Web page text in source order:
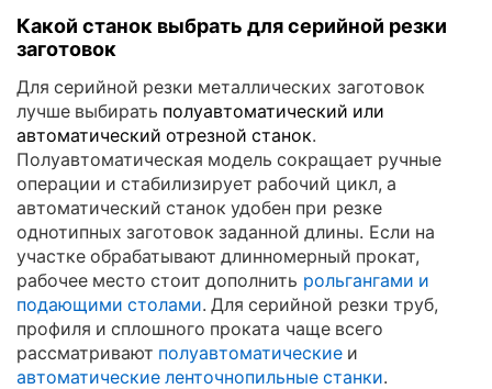
Какой станок выбрать для серийной резки
заготовок
Для серийной резки металлических заготовок
лучше выбирать полуавтоматический или
автоматический отрезной станок.
Полуавтоматическая модель сокращает ручные
операции и стабилизирует рабочий цикл, а
автоматический станок удобен при резке
однотипных заготовок заданной длины. Если на
участке обрабатывают длинномерный прокат,
рабочее место стоит дополнить рольгангами и
подающими столами. Для серийной резки труб,
профиля и сплошного проката чаще всего
рассматривают полуавтоматические и
автоматические ленточнопильные станки.